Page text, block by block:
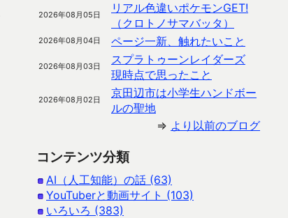
2026年08月05日
リアル色違いポケモンGET!
（クロトノサマバッタ）
2026年08月04日 ページ一新、触れたいこと
2026年08月03日
スプラトゥーンレイダーズ
現時点で思ったこと
2026年08月02日
京田辺市は小学生ハンドボー
ルの聖地
⇒ より以前のブログ
コンテンツ分類
AI（人工知能）の話 (63)
YouTuberと動画サイト (103)
いろいろ (383)